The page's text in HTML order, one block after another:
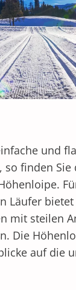
und
finden Sie
Läufer
mit steilen
Die
auf die